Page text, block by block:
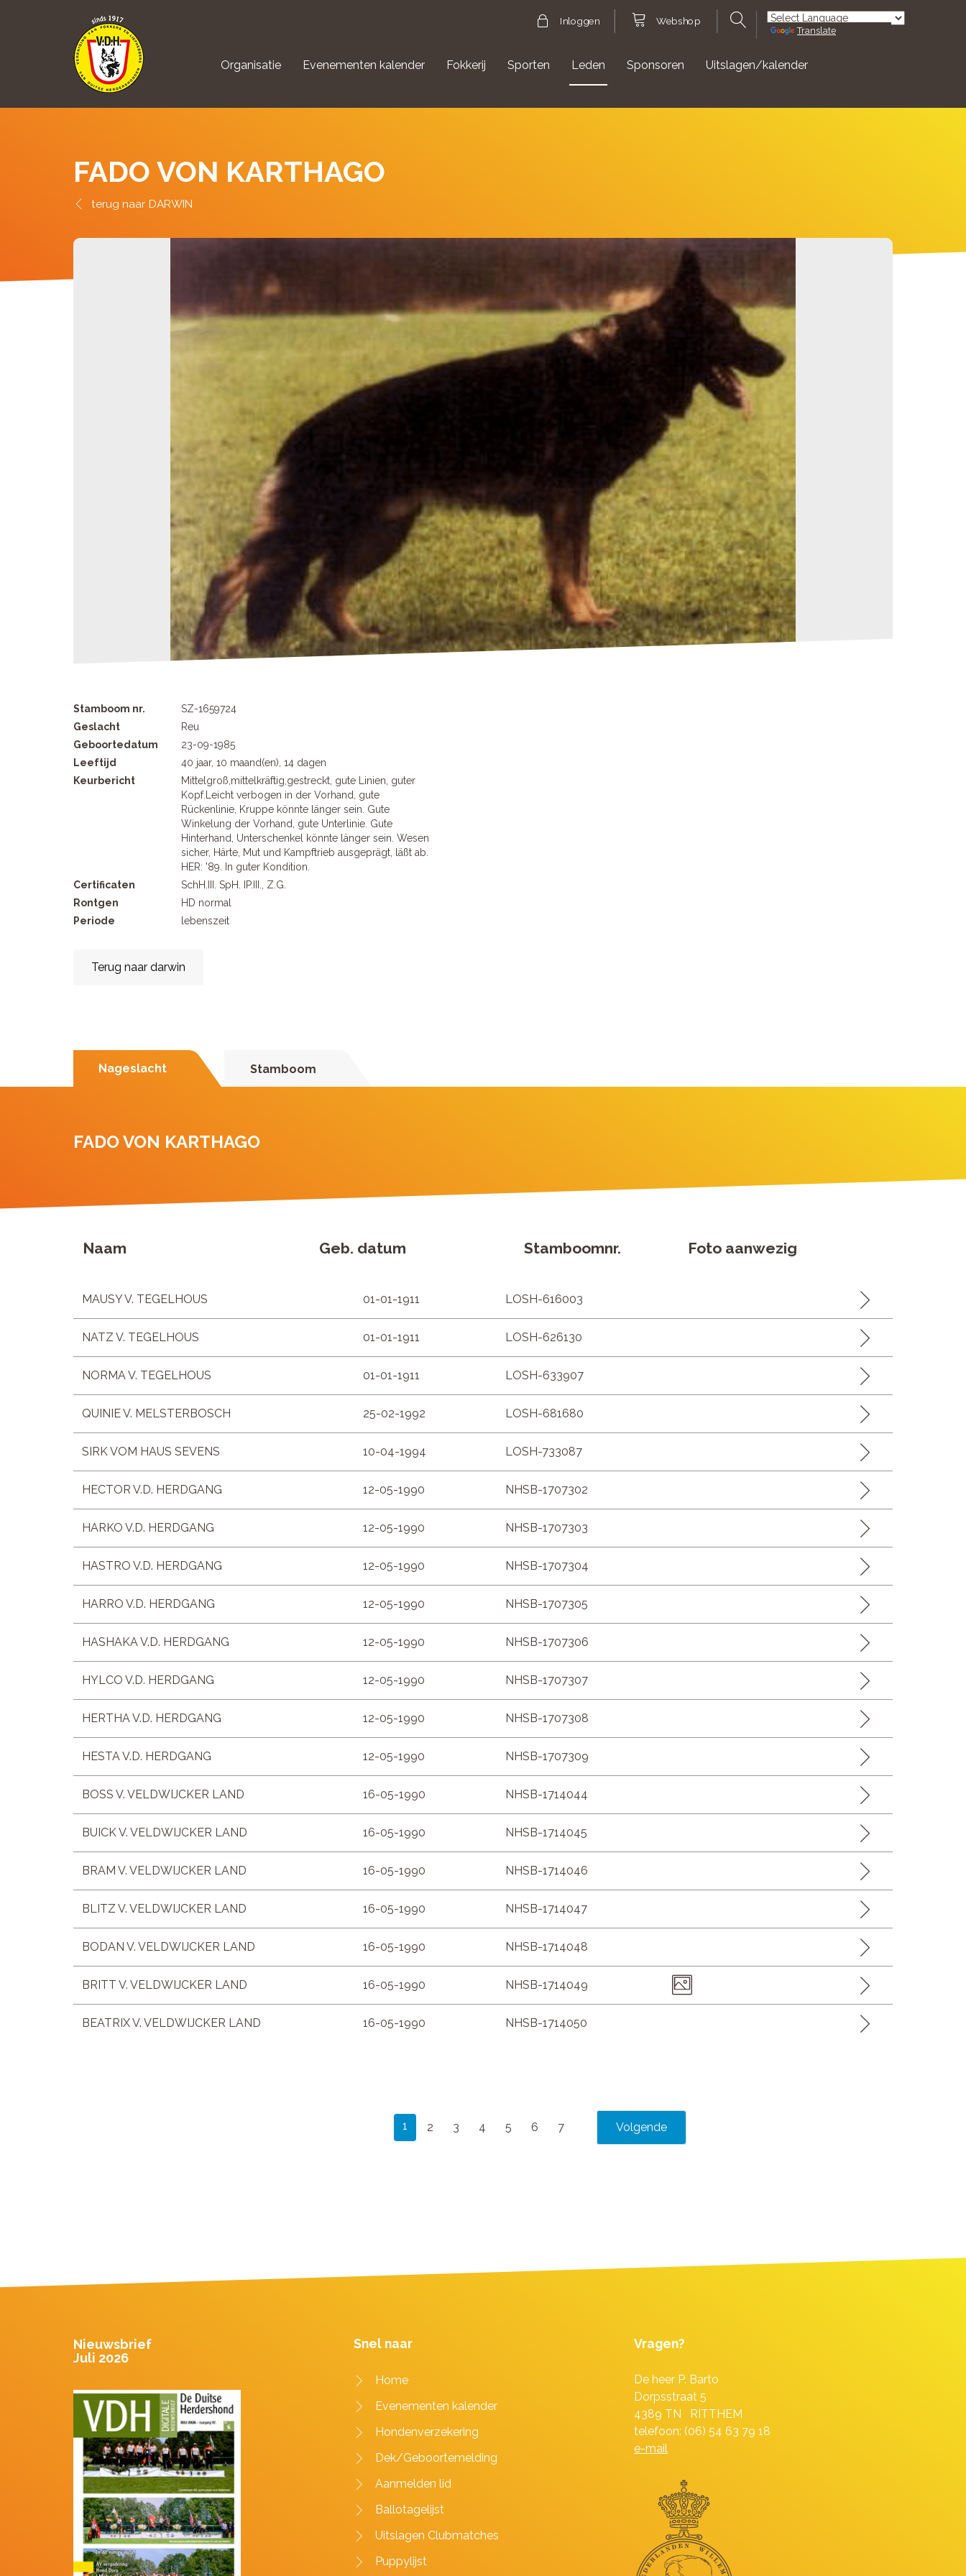
Inloggen Webshop
Powered by
Translate
Organisatie Evenementen kalender Fokkerij Sporten Leden Sponsoren Uitslagen/kalender
FADO VON KARTHAGO
DARWIN
Stamboom nr.
SZ-1659724
Geslacht
Reu
Geboortedatum
23-09-1985
Leeftijd
40 jaar, 10 maand(en), 14 dagen
Keurbericht
Mittelgroß,mittelkräftig,gestreckt, gute Linien, guter
Kopf.Leicht verbogen in der Vorhand, gute
Rückenlinie, Kruppe könnte länger sein. Gute
Winkelung der Vorhand, gute Unterlinie. Gute
Hinterhand, Unterschenkel könnte länger sein. Wesen
sicher, Härte, Mut und Kampftrieb ausgeprägt, läßt ab.
HER: '89. In guter Kondition.
Certificaten
SchH.III. SpH. IP.III., Z.G.
Rontgen
HD normal
Periode
lebenszeit
Terug naar darwin
Nageslacht Stamboom
FADO VON KARTHAGO
Naam Geb. datum Stamboomnr. Foto aanwezig
MAUSY V. TEGELHOUS 01-01-1911 LOSH-616003
NATZ V. TEGELHOUS 01-01-1911 LOSH-626130
NORMA V. TEGELHOUS 01-01-1911 LOSH-633907
QUINIE V. MELSTERBOSCH 25-02-1992 LOSH-681680
SIRK VOM HAUS SEVENS 10-04-1994 LOSH-733087
HECTOR V.D. HERDGANG 12-05-1990 NHSB-1707302
HARKO V.D. HERDGANG 12-05-1990 NHSB-1707303
HASTRO V.D. HERDGANG 12-05-1990 NHSB-1707304
HARRO V.D. HERDGANG 12-05-1990 NHSB-1707305
HASHAKA V.D. HERDGANG 12-05-1990 NHSB-1707306
HYLCO V.D. HERDGANG 12-05-1990 NHSB-1707307
HERTHA V.D. HERDGANG 12-05-1990 NHSB-1707308
HESTA V.D. HERDGANG 12-05-1990 NHSB-1707309
BOSS V. VELDWIJCKER LAND 16-05-1990 NHSB-1714044
BUICK V. VELDWIJCKER LAND 16-05-1990 NHSB-1714045
BRAM V. VELDWIJCKER LAND 16-05-1990 NHSB-1714046
BLITZ V. VELDWIJCKER LAND 16-05-1990 NHSB-1714047
BODAN V. VELDWIJCKER LAND 16-05-1990 NHSB-1714048
BRITT V. VELDWIJCKER LAND 16-05-1990 NHSB-1714049
BEATRIX V. VELDWIJCKER LAND 16-05-1990 NHSB-1714050
1 2 3 4 5 6 7
Nieuwsbrief
Juli 2026
Snel naar
Home
Evenementen kalender
Hondenverzekering
Dek/Geboortemelding
Aanmelden lid
Ballotagelijst
Uitslagen Clubmatches
Puppylijst
Vragen?
De heer P. Barto
Dorpsstraat 5
4389 TN RITTHEM
telefoon: (06) 54 63 79 18
e-mail